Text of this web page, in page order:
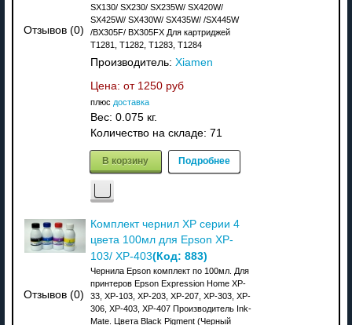
Отзывов (0)
SX130/ SX230/ SX235W/ SX420W/
SX425W/ SX430W/ SX435W/ /SX445W
/BX305F/ BX305FX Для картриджей
T1281, T1282, T1283, T1284
Производитель: Xiamen
Цена: от 1250 руб
плюс доставка
Вес: 0.075 кг.
Количество на складе: 71
В корзину Подробнее
Отзывов (0)
Комплект чернил XP серии 4
цвета 100мл для Epson XP-
103/ XP-403(Код: 883)
Чернила Epson комплект по 100мл. Для
принтеров Epson Expression Home XP-
33, XP-103, XP-203, XP-207, XP-303, XP-
306, XP-403, XP-407 Производитель Ink-
Mate. Цвета Black Pigment (Черный